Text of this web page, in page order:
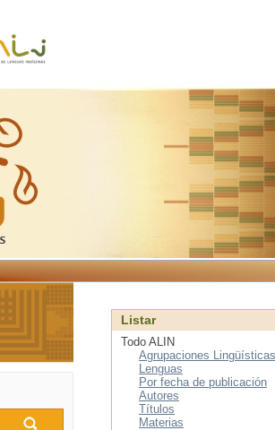
Listar
Todo ALIN
Agrupaciones
Lenguas
Por fecha de publicación
Autores
Títulos
Materias